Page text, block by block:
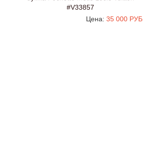
#V33857
Цена: 35 000 РУБ.